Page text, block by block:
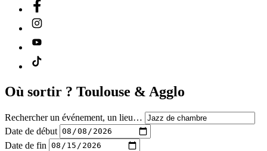
Où sortir ? Toulouse & Agglo
Rechercher un événement, un lieu…
Date de début
Date de fin